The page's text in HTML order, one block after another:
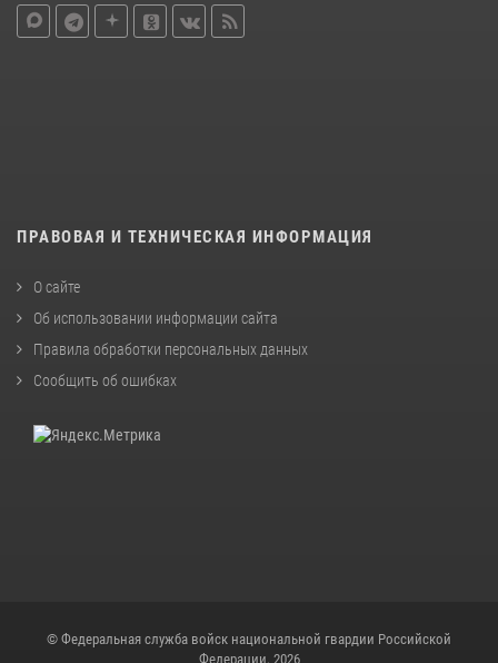
ПРАВОВАЯ И ТЕХНИЧЕСКАЯ ИНФОРМАЦИЯ
О сайте
Об использовании информации сайта
Правила обработки персональных данных
Сообщить об ошибках
© Федеральная служба войск национальной гвардии Российской
Федерации, 2026